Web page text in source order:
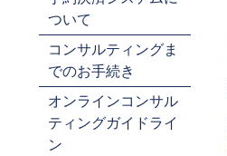
ついて
コンサルティングま
でのお手続き
オンラインコンサル
ティングガイドライ
ン